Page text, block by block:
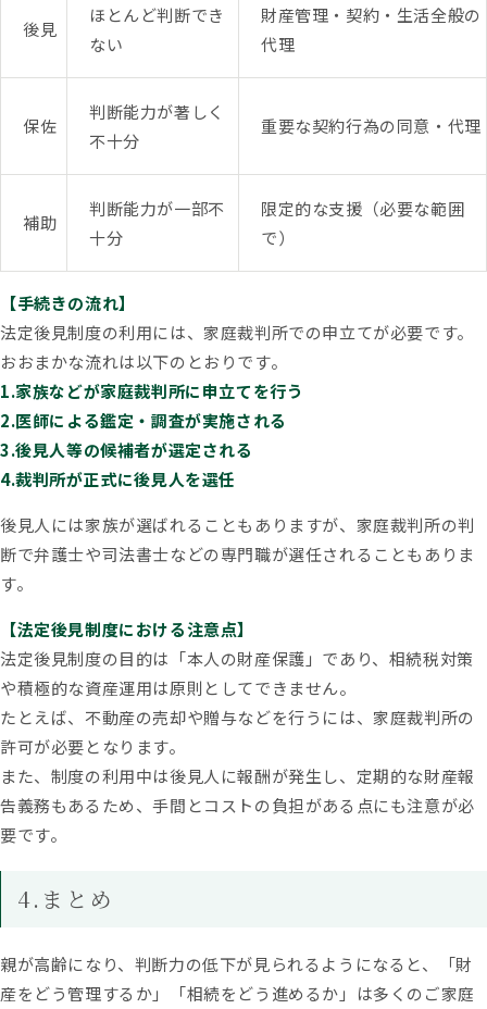
後見
ほとんど判断でき
ない
財産管理・契約・生活全般の
代理
保佐
判断能力が著しく
不十分
重要な契約行為の同意・代理
補助
判断能力が一部不
十分
限定的な支援（必要な範囲
で）
【手続きの流れ】
法定後見制度の利用には、家庭裁判所での申立てが必要です。
おおまかな流れは以下のとおりです。
1.家族などが家庭裁判所に申立てを行う
2.医師による鑑定・調査が実施される
3.後見人等の候補者が選定される
4.裁判所が正式に後見人を選任
後見人には家族が選ばれることもありますが、家庭裁判所の判
断で弁護士や司法書士などの専門職が選任されることもありま
す。
【法定後見制度における注意点】
法定後見制度の目的は「本人の財産保護」であり、相続税対策
や積極的な資産運用は原則としてできません。
たとえば、不動産の売却や贈与などを行うには、家庭裁判所の
許可が必要となります。
また、制度の利用中は後見人に報酬が発生し、定期的な財産報
告義務もあるため、手間とコストの負担がある点にも注意が必
要です。
4.まとめ
親が高齢になり、判断力の低下が見られるようになると、「財
産をどう管理するか」「相続をどう進めるか」は多くのご家庭